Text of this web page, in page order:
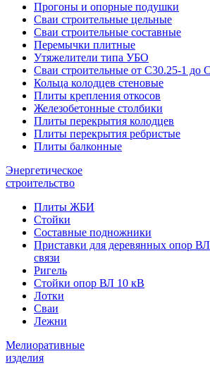
Прогоны и опорные подушки
Сваи строительные цельные
Сваи строительные составные
Перемычки плитные
Утяжелители типа УБО
Сваи строительные от С30.25-1 до
Кольца колодцев стеновые
Плиты крепления откосов
Железобетонные столбики
Плиты перекрытия колодцев
Плиты перекрытия ребристые
Плиты балконные
Энергетическое
строительство
Плиты ЖБИ
Стойки
Составные подножники
Приставки для деревянных опор
связи
Ригель
Стойки опор ВЛ 10 кВ
Лотки
Сваи
Лежни
Мелиоративные
изделия